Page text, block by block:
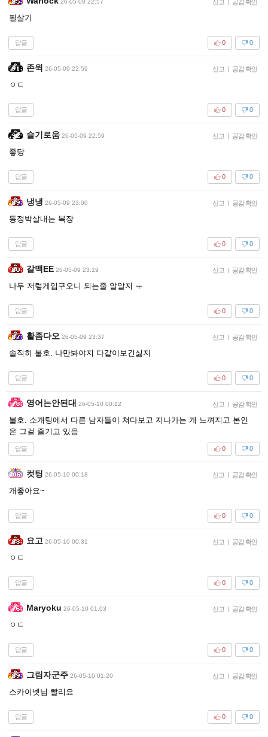
신고 공감 확인
필살기
답글 0
0
존윅 26-05-09 22:59 신고 | 공감 확인
ㅇㄷ
답글 0
0
슬기로움 26-05-09 22:59 신고 | 공감 확인
좋당
답글 0
0
냉냉 26-05-09 23:00 신고 | 공감 확인
동정박살내는 복장
답글 0
0
갈맥EE 26-05-09 23:19 신고 | 공감 확인
나두 저렇게입구오니 되는줄 알알지 ㅜ
답글 0
0
활좀다오 26-05-09 23:37 신고 | 공감 확인
솔직히 불호. 나만봐야지 다같이보긴싫지
답글 0
0
영어는안된대 26-05-10 00:12 신고 | 공감 확인
불호. 소개팅에서 다른 남자들이 쳐다보고 지나가는 게 느껴지고 본인
은 그걸 즐기고 있음
답글 0
0
컷팅 26-05-10 00:18 신고 | 공감 확인
개좋아요~
답글 0
0
요고 26-05-10 00:31 신고 | 공감 확인
ㅇㄷ
답글 0
0
Maryoku 26-05-10 01:03 신고 | 공감 확인
ㅇㄷ
답글 0
0
그림자군주 26-05-10 01:20 신고 | 공감 확인
스카이넷님 빨리요
답글 0
0